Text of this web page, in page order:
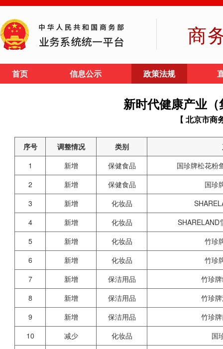
商
首页 信息公示 政策法规
新时代健康产业
【 北京市商
序号 调整情况 类别
1
新增 保健食品
国珍牌松花粉
2
新增 保健食品
国珍
3
新增 化妆品
4
新增 化妆品
SHARELAND
5
新增 化妆品
竹珍
6
新增 化妆品
竹珍
7
新增 保洁用品
竹珍
8
新增 保洁用品
竹珍
9
新增 保洁用品
竹珍
10
减少 化妆品
国